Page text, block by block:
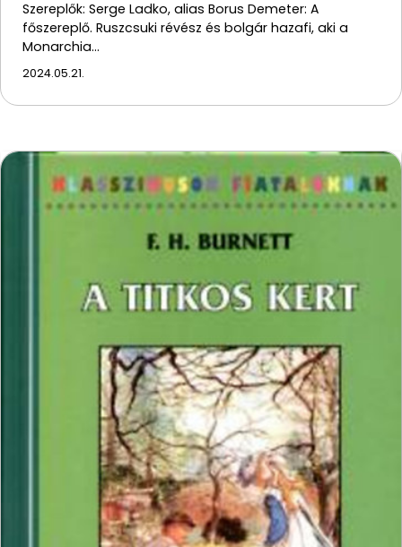
Szereplők: Serge Ladko, alias Borus Demeter: A
főszereplő. Ruszcsuki révész és bolgár hazafi, aki a
Monarchia…
2024.05.21.